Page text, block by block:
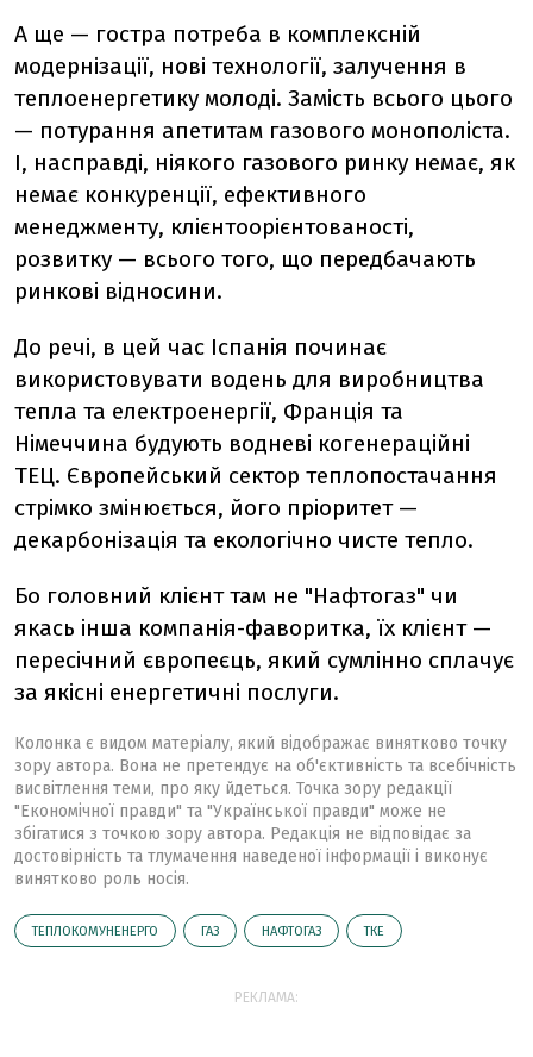
А ще — гостра потреба в комплексній
модернізації, нові технології, залучення в
теплоенергетику молоді. Замість всього цього
— потурання апетитам газового монополіста.
І, насправді, ніякого газового ринку немає, як
немає конкуренції, ефективного
менеджменту, клієнтоорієнтованості,
розвитку — всього того, що передбачають
ринкові відносини.
До речі, в цей час Іспанія починає
використовувати водень для виробництва
тепла та електроенергії, Франція та
Німеччина будують водневі когенераційні
ТЕЦ. Європейський сектор теплопостачання
стрімко змінюється, його пріоритет —
декарбонізація та екологічно чисте тепло.
Бо головний клієнт там не "Нафтогаз" чи
якась інша компанія-фаворитка, їх клієнт —
пересічний європеєць, який сумлінно сплачує
за якісні енергетичні послуги.
Колонка є видом матеріалу, який відображає винятково точку
зору автора. Вона не претендує на об'єктивність та всебічність
висвітлення теми, про яку йдеться. Точка зору редакції
"Економічної правди" та "Української правди" може не
збігатися з точкою зору автора. Редакція не відповідає за
достовірність та тлумачення наведеної інформації і виконує
винятково роль носія.
ТЕПЛОКОМУНЕНЕРГО ГАЗ НАФТОГАЗ ТКЕ
РЕКЛАМА: